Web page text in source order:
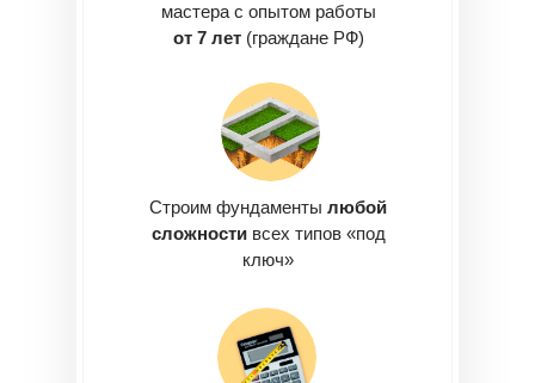
Строим фундаменты любой
сложностивсех типов «под
ключ»
мастера с опытом работы
от 7 лет(граждане РФ)